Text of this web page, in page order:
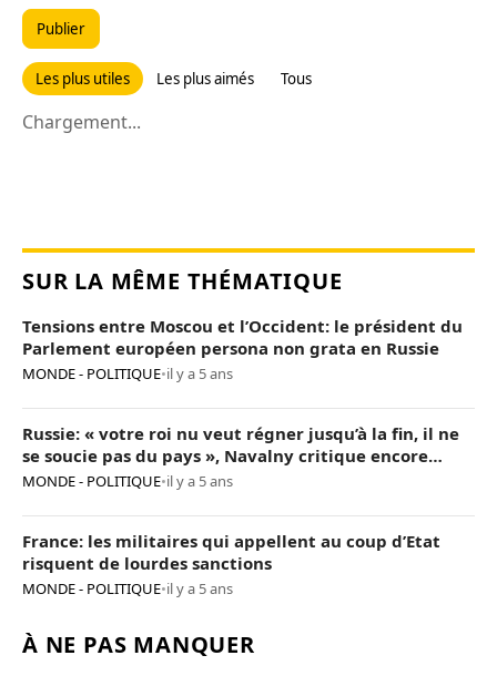
Publier
Les plus utiles Les plus aimés Tous
Chargement...
SUR LA MÊME THÉMATIQUE
Tensions entre Moscou et l’Occident: le président du
Parlement européen persona non grata en Russie
MONDE - POLITIQUE•il y a 5 ans
Russie: « votre roi nu veut régner jusqu’à la fin, il ne
se soucie pas du pays », Navalny critique encore
Poutine
MONDE - POLITIQUE•il y a 5 ans
France: les militaires qui appellent au coup d’Etat
risquent de lourdes sanctions
MONDE - POLITIQUE•il y a 5 ans
À NE PAS MANQUER